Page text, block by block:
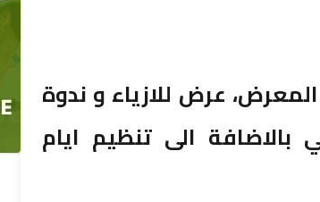
عرض للازياء و ندوة
الى تنظيم ايام